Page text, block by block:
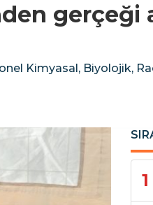
gerçeği
Kimyasal, Biyolojik,
1